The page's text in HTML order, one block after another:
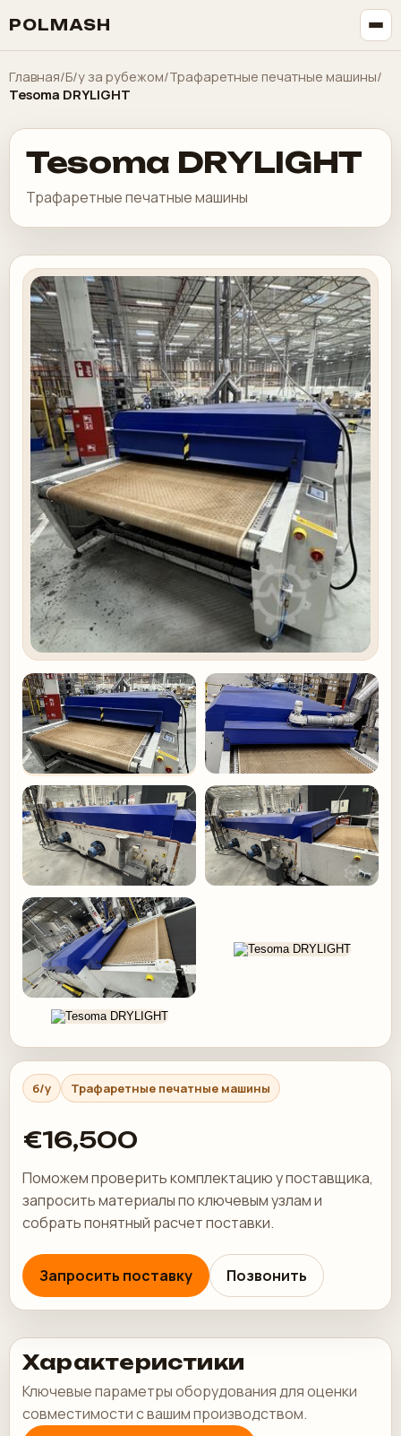
POLMASH
Главная/Б/у за рубежом/Трафаретные печатные машины/
Tesoma DRYLIGHT
Tesoma DRYLIGHT
Трафаретные печатные машины
б/у Трафаретные печатные машины
€16,500
Поможем проверить комплектацию у поставщика,
запросить материалы по ключевым узлам и
собрать понятный расчет поставки.
Запросить поставку Позвонить
Характеристики
Ключевые параметры оборудования для оценки
совместимости с вашим производством.